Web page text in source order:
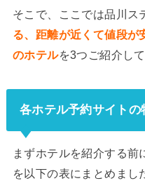
そこで、ここでは品川ス
る、距離が近くて値段が
のホテルを3つご紹介して
各ホテル予約サイトの
まずホテルを紹介する前
を以下の表にまとめまし